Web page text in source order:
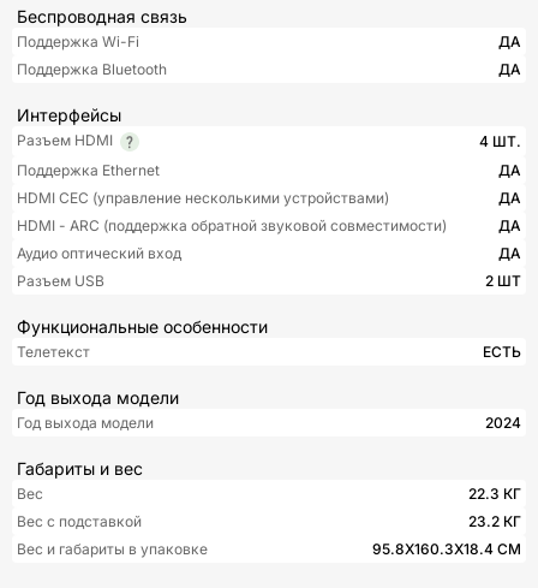
Беспроводная связь
Поддержка Wi-Fi
ДА
Поддержка Bluetooth
ДА
Интерфейсы
Разъем HDMI
4 ШТ.
Поддержка Ethernet
ДА
HDMI CEC (управление несколькими устройствами)
ДА
HDMI - ARC (поддержка обратной звуковой совместимости)
ДА
Аудио оптический вход
ДА
Разъем USB
2 ШТ
Функциональные особенности
Телетекст ЕСТЬ
Год выхода модели
Год выхода модели 2024
Габариты и вес
Вес
22.3 КГ
Вес с подставкой
23.2 КГ
Вес и габариты в упаковке
95.8Х160.3Х18.4 СМ